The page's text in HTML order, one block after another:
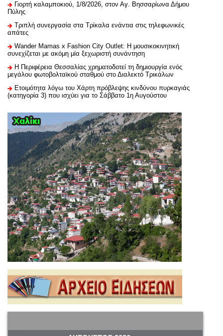
Γιορτή καλαμποκιού, 1/8/2026, στον Αγ. Βησσαρίωνα Δήμου
Πύλης
Τριπλή συνεργασία στα Τρίκαλα ενάντια στις τηλεφωνικές
απάτες
Wander Mamas x Fashion City Outlet: Η μουσικοκινητική
συνεχίζεται με ακόμη μία ξεχωριστή συνάντηση
H Περιφέρεια Θεσσαλίας χρηματοδοτεί τη δημιουργία ενός
μεγάλου φωτοβολταϊκού σταθμού στο Διαλεκτό Τρικάλων
Ετοιμότητα λόγω του Χάρτη πρόβλεψης κινδύνου πυρκαγιάς
(κατηγορία 3) που ισχύει για το Σάββατο 1η Αυγούστου